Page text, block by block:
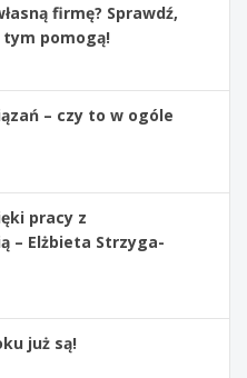
firmę? Sprawdź,
pomogą!
– czy to w ogóle
pracy z
– Elżbieta Strzyga-
już są!